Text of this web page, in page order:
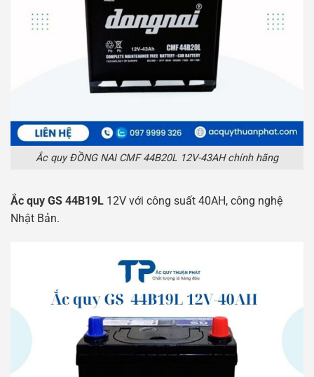
Ắc quy ĐỒNG NAI CMF 44B20L 12V-43AH chính hãng
Ắc quy GS 44B19L 12V với công suất 40AH, công nghệ
Nhật Bản.